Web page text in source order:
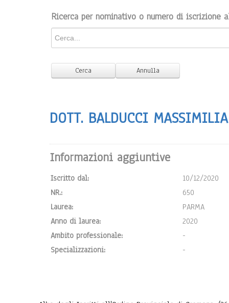
Ricerca per nominativo o numero di iscrizione
DOTT. BALDUCCI
Informazioni aggiuntive
Iscritto dal:
10/12/2020
NR.:
650
Laurea:
PARMA
Anno di laurea:
2020
Ambito professionale:
-
Specializzazioni:
-